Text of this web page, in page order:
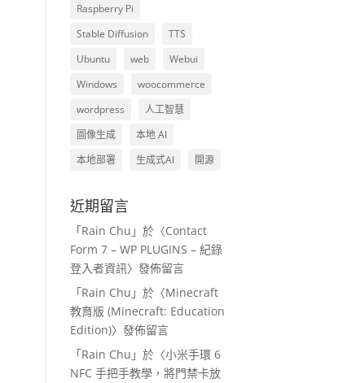
Raspberry Pi
Stable Diffusion
TTS
Ubuntu
web
Webui
Windows
woocommerce
wordpress
人工智慧
圖像生成
本地 AI
本地部署
生成式AI 開源
近期留言
「Rain Chu 」於〈Contact
Form 7 – WP PLUGINS – 紀錄
登入者資訊〉發佈留言
「Rain Chu 」於〈Minecraft
教育版 (Minecraft: Education
Edition)〉發佈留言
「Rain Chu 」於〈小米手環 6
NFC 手把手教學，將門禁卡放